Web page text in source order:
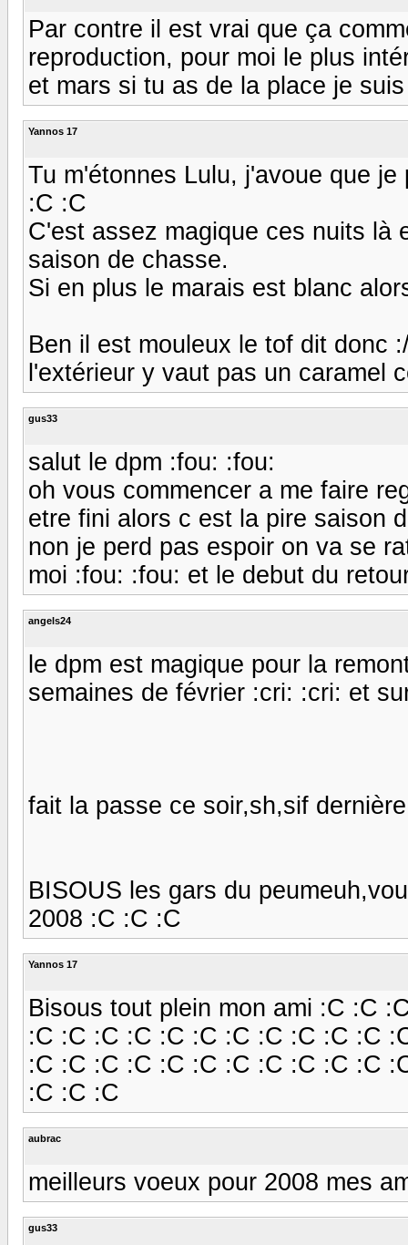
Par contre il est vrai que ça
reproduction, pour moi le plus
et mars si tu as de la place je
Yannos 17
Tu m'étonnes Lulu, j'avoue que
:C :C
C'est assez magique ces nuits là
saison de chasse.
Si en plus le marais est blanc
Ben il est mouleux le tof dit donc
l'extérieur y vaut pas un caramel
gus33
salut le dpm :fou: :fou:
oh vous commencer a me faire
etre fini alors c est la pire saison
non je perd pas espoir on va se
moi :fou: :fou: et le debut du
angels24
le dpm est magique pour la
semaines de février :cri: :cri: et
fait la passe ce soir,sh,sif
BISOUS les gars du
2008 :C :C :C
Yannos 17
Bisous tout plein mon ami :C :C
:C :C :C :C :C :C :C :C :C :C :C
:C :C :C :C :C :C :C :C :C :C :C
:C :C :C
aubrac
meilleurs voeux pour 2008 mes
gus33